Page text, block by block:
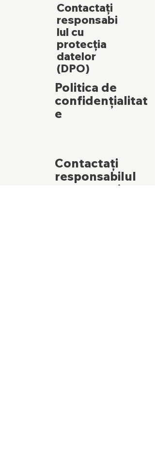
Contactați
responsabi
lul cu
protecția
datelor
(DPO)
Politica de
confidențialitat
e
Contactați
responsabilul
cu protecția